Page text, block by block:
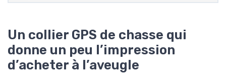
Un collier GPS de chasse qui
donne un peu l’impression
d’acheter à l’aveugle